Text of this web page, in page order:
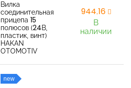
Вилка
соединительная
прицепа 15
полюсов (24В,
пластик, винт)
HAKAN
OTOMOTIV
944,16
В
наличии
new